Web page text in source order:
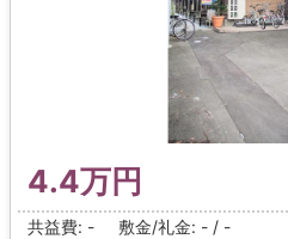
4.4万円
共益費: - 敷金/礼金: - / -